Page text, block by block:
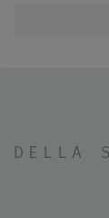
DELLA